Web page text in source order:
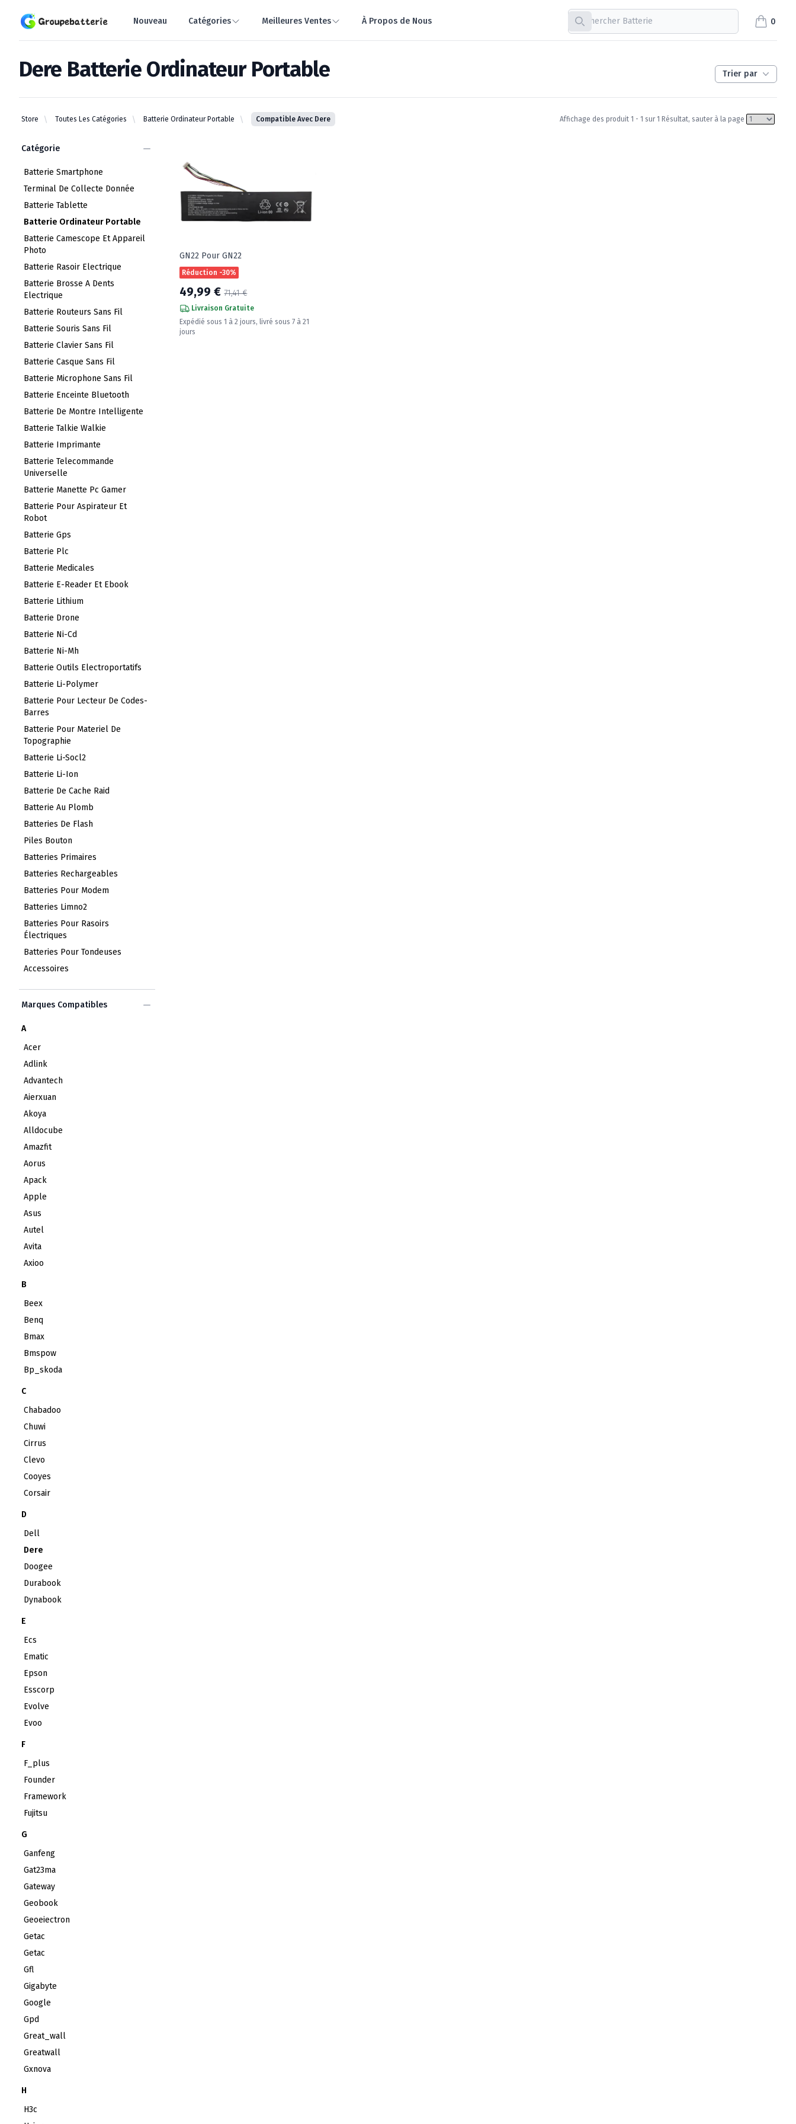
Groupebatterie.com Nouveau Catégories Meilleures Ventes À Propos de Nous
Recherche
0
items in
Dere Batterie Ordinateur Portable Trier par
dere batterie ordinateur portable
Store Toutes Les Catégories Batterie Ordinateur Portable Compatible Avec Dere Affichage des produit 1 - 1 sur 1 Résultat, sauter à la page
Catégorie
Batterie Smartphone
Terminal De Collecte Donnée
Batterie Tablette
Batterie Ordinateur Portable
Batterie Camescope Et Appareil
Photo
Batterie Rasoir Electrique
Batterie Brosse A Dents
Electrique
Batterie Routeurs Sans Fil
Batterie Souris Sans Fil
Batterie Clavier Sans Fil
Batterie Casque Sans Fil
Batterie Microphone Sans Fil
Batterie Enceinte Bluetooth
Batterie De Montre Intelligente
Batterie Talkie Walkie
Batterie Imprimante
Batterie Telecommande
Universelle
Batterie Manette Pc Gamer
Batterie Pour Aspirateur Et
Robot
Batterie Gps
Batterie Plc
Batterie Medicales
Batterie E-Reader Et Ebook
Batterie Lithium
Batterie Drone
Batterie Ni-Cd
Batterie Ni-Mh
Batterie Outils Electroportatifs
Batterie Li-Polymer
Batterie Pour Lecteur De Codes-
Barres
Batterie Pour Materiel De
Topographie
Batterie Li-Socl2
Batterie Li-Ion
Batterie De Cache Raid
Batterie Au Plomb
Batteries De Flash
Piles Bouton
Batteries Primaires
Batteries Rechargeables
Batteries Pour Modem
Batteries Limno2
Batteries Pour Rasoirs
Électriques
Batteries Pour Tondeuses
Accessoires
Marques Compatibles
A
Acer
Adlink
Advantech
Aierxuan
Akoya
Alldocube
Amazfit
Aorus
Apack
Apple
Asus
Autel
Avita
Axioo
B
Beex
Benq
Bmax
Bmspow
Bp_skoda
C
Chabadoo
Chuwi
Cirrus
Clevo
Cooyes
Corsair
D
Dell
Dere
Doogee
Durabook
Dynabook
E
Ecs
Ematic
Epson
Esscorp
Evolve
Evoo
F
F_plus
Founder
Framework
Fujitsu
G
Ganfeng
Gat23ma
Gateway
Geobook
Geoeiectron
Getac
Getac
Gfl
Gigabyte
Google
Gpd
Great_wall
Greatwall
Gxnova
H
H3c
GN22 Pour GN22
Réduction -30%
49,99 €71,41 €
Livraison Gratuite
Expédié sous 1 à 2 jours, livré sous 7 à 21
jours